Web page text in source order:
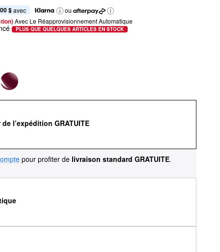
$ avec
ou
Avec Le Réapprovisionnement Automatique
PLUS QUE QUELQUES ARTICLES EN STOCK
l’expédition GRATUITE
pour profiter de livraison standard GRATUITE.